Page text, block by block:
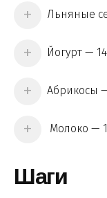
Льняные
Йогурт —
Абрикосы
Молоко —
Шаги